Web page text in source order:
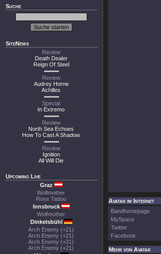
Suche
SiteNews
Review
Death Dealer
Reign Of Steel
Review
Audrey Horne
Achilles
Special
In Extremo
Review
North Sea Echoes
How To Cast A Shadow
Review
Ignition
All Will Die
Upcoming Live
Graz
Wolfmother
Rose Tattoo
Innsbruck
Wolfmother
Dinkelsbühl
Arch Enemy (+21)
Arch Enemy (+21)
Arch Enemy (+21)
Arch Enemy (+21)
Avatar im Internet
Bandhomepage
MySpace
Twitter
Facebook
Mehr von Avatar